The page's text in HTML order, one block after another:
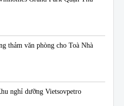
thảm văn phòng cho Toà Nhà
nghỉ dưỡng Vietsovpetro